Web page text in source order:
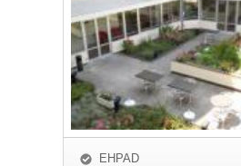
EHPAD